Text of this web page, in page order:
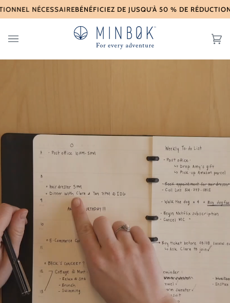
SkipNÉCESSAIREBÉNÉFICIEZ DE JUSQU'À 50 % DE RÉDUCTION